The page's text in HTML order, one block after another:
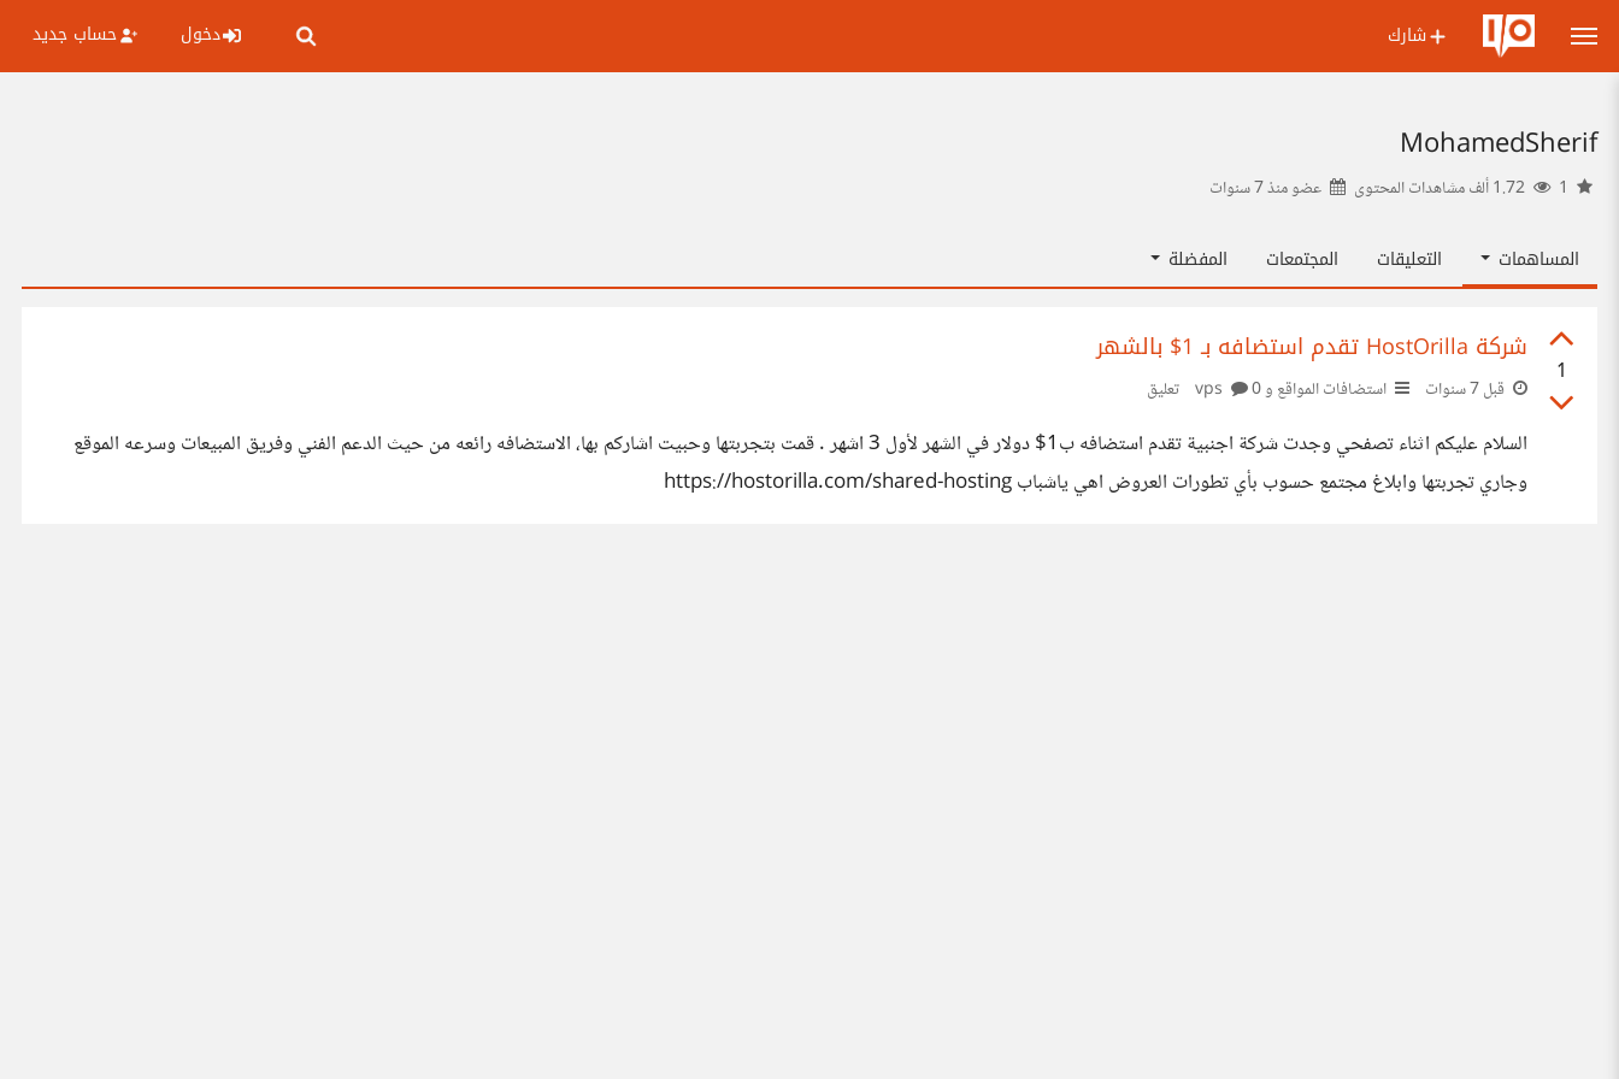
شارك دخول حساب جديد
MohamedSherif
عضو منذ7 سنوات
المساهمات التعليقات المجتمعات المفضلة
1
شركة HostOrilla تقدم استضافه بـ 1$ بالشهر
قبل 7 سنوات استضافات المواقع و vps0 تعليق
السلام عليكم اثناء تصفحي وجدت شركة اجنبية تقدم استضافه ب1$ دولار في الشهر لأول 3 اشهر . قمت بتجربتها وحبيت اشاركم بها، الاستضافه رائعه من حيث الدعم الفني وفريق المبيعات وسرعه الموقع
وجاري تجربتها وابلاغ مجتمع حسوب بأي تطورات العروض اهي ياشباب https://hostorilla.com/shared-hosting